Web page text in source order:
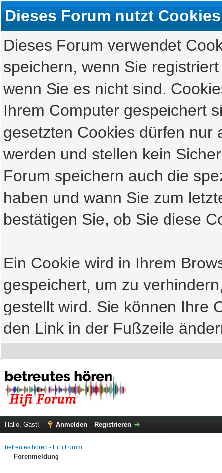
Dieses Forum nutzt Cookies
Dieses Forum verwendet
speichern, wenn Sie
wenn Sie es nicht sind.
Ihrem Computer gespeichert
gesetzten Cookies dürfen nur
werden und stellen kein
Forum speichern auch die
haben und wann Sie zum
bestätigen Sie, ob Sie diese
Ein Cookie wird in Ihrem
gespeichert, um zu
gestellt wird. Sie können Ihre
den Link in der Fußzeile
Hallo, Gast! Anmelden Registrieren
betreutes hören - HiFi Forum
Forenmeldung